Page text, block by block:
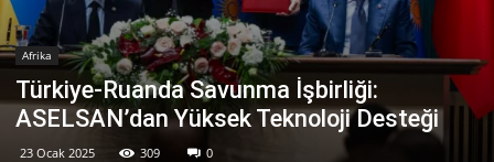
Afrika
Türkiye-Ruanda Savunma İşbirliği:
ASELSAN’dan Yüksek Teknoloji Desteği
23 Ocak 2025 309 0